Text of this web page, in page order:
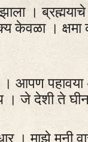
।
केवळा ।
। आपण
। जे देशी ते
। माझे मनी